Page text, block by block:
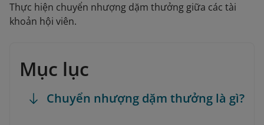
Thực hiện chuyển nhượng dặm thưởng giữa các tài
khoản hội viên.
Mục lục
Chuyển nhượng dặm thưởng là gì?